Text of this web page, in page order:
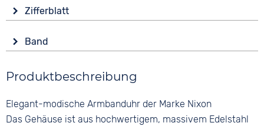
Wasserdicht
20 bar
Edelstahl
Form
Rund
Glas
Farbe
Silber
Zifferblatt
Analog
Silber
Ziffern
Arabisch
Band
Glattleder
Farbe
Braun
Produktbeschreibung
Elegant-modische Armbanduhr der Marke Nixon
Das Gehäuse ist aus hochwertigem, massivem Edelstahl